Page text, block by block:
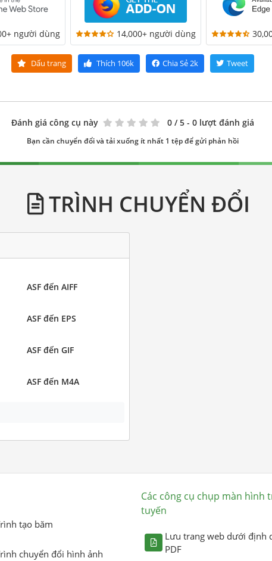
người dùng 14,000+ người dùng
Dấu trang Thích 106k Chia Sẻ2k Tweet
Đánh giá công cụ này 0 / 5 - 0 lượt đánh giá
Bạn cần chuyển đổi và tải xuống ít nhất 1 tệp để gửi phản hồi
TRÌNH CHUYỂN ĐỔI
ASF đến AIFF
ASF đến EPS
ASF đến GIF
ASF đến M4A
tạo băm
chuyển đổi hình ảnh
Các công cụ chụp màn hình
tuyến
Lưu trang web dưới định
PDF